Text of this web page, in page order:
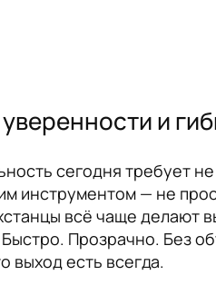
и
сегодня требует
инструментом — не
всё чаще делают
Прозрачно. Без
выход есть всегда.